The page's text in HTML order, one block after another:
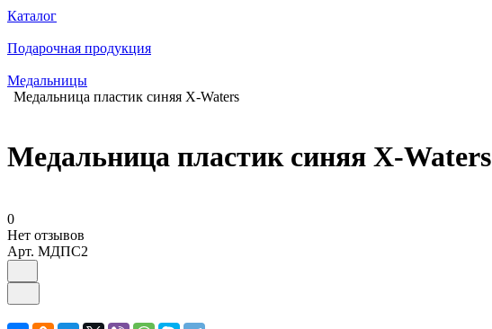
Каталог
Подарочная продукция
Медальницы
Медальница пластик синяя X-Waters
Медальница пластик синяя X-Waters
0
Нет отзывов
Арт. МДПС2